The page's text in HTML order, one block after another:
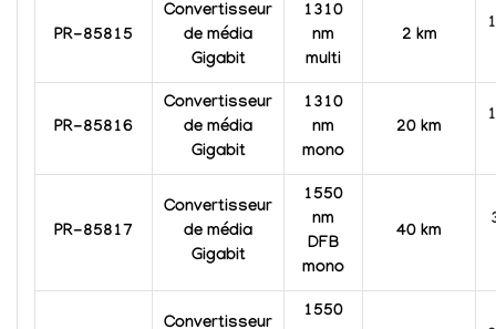
PR-85815
Convertisseur
de média
Gigabit
1310
nm
multi
2 km
PR-85816
Convertisseur
de média
Gigabit
1310
nm
mono
20 km
PR-85817
Convertisseur
de média
Gigabit
1550
nm
DFB
mono
40 km
Convertisseur
1550